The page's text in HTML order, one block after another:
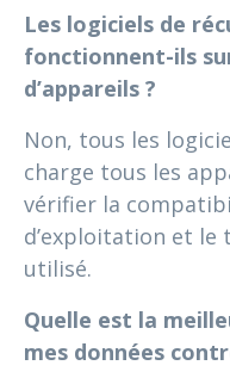
Les logiciels de
fonctionnent-ils
d’appareils ?
Non, tous les
charge tous les
vérifier la
d’exploitation et le
utilisé.
Quelle est la
mes données